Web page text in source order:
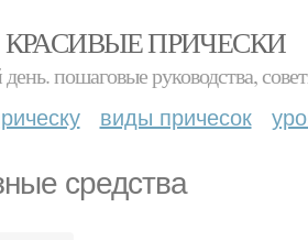
КРАСИВЫЕ ПРИЧЕСКИ
пошаговые руководства,
виды причесок
средства